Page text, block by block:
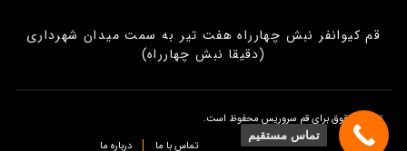
قم کیوانفر نبش چهارراه هفت تیر به سمت میدان شهرداری
(دقیقا نبش چهارراه)
تمامی حقوق برای قم سروریس محفوظ است.
تماس با ما
درباره ما
تماس مستقیم